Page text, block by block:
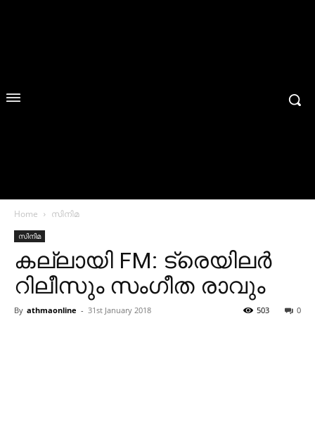
Home സിനിമ
സിനിമ
കല്ലായി FM: ട്രെയിലര്‍
റിലീസും സംഗീത രാവും
By athmaonline - 31st January 2018 0
503